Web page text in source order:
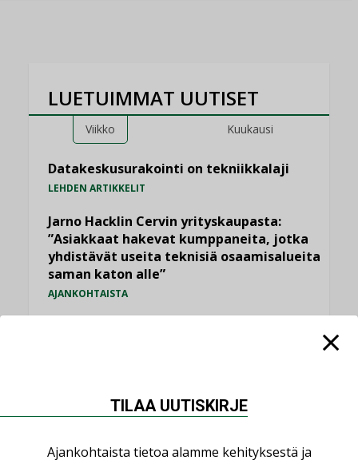
LUETUIMMAT UUTISET
Viikko Kuukausi
Datakeskusurakointi on tekniikkalaji
LEHDEN ARTIKKELIT
Jarno Hacklin Cervin yrityskaupasta:
”Asiakkaat hakevat kumppaneita, jotka
yhdistävät useita teknisiä osaamisalueita
saman katon alle”
AJANKOHTAISTA
Puutteellinen eristys lisää lämpöhäviöitä
TILAA UUTISKIRJE
Ajankohtaista tietoa alamme kehityksestä ja